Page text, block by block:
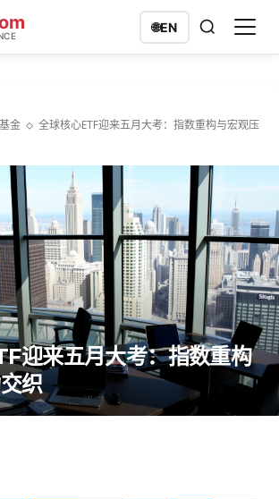
🌐EN
金
全球核心ETF迎来五月大考：指数重构与宏观压
迎来五月大考：指数重构
织